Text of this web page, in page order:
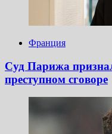
Франция
Суд Парижа
преступном сговоре